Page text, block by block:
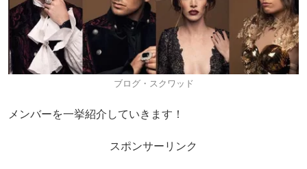
ブログ・スクワッド
メンバーを一挙紹介していきます！
スポンサーリンク